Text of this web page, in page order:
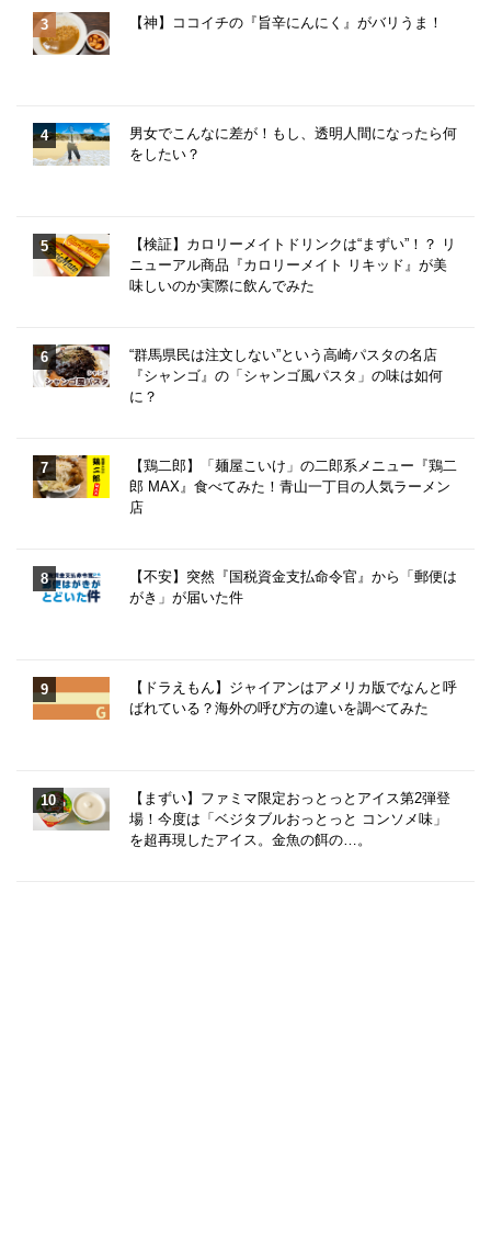
【神】ココイチの『旨辛にんにく』がバリうま！
男女でこんなに差が！もし、透明人間になったら何
をしたい？
【検証】カロリーメイトドリンクは“まずい”！？ リ
ニューアル商品『カロリーメイト リキッド』が美
味しいのか実際に飲んでみた
“群馬県民は注文しない”という高崎パスタの名店
『シャンゴ』の「シャンゴ風パスタ」の味は如何
に？
【鶏二郎】「麺屋こいけ」の二郎系メニュー『鶏二
郎 MAX』食べてみた！青山一丁目の人気ラーメン
店
【不安】突然『国税資金支払命令官』から「郵便は
がき」が届いた件
【ドラえもん】ジャイアンはアメリカ版でなんと呼
ばれている？海外の呼び方の違いを調べてみた
【まずい】ファミマ限定おっとっとアイス第2弾登
場！今度は「ベジタブルおっとっと コンソメ味」
を超再現したアイス。金魚の餌の…。